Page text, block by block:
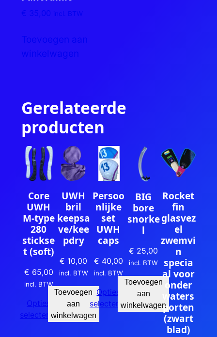
€ 35,00 incl. BTW
Toevoegen aan
winkelwagen
Gerelateerde
producten
Core
UWH
M-type
280
stickse
t (soft)
€ 65,00
incl. BTW
Opties
selecteren
UWH
bril
keepsa
ve/kee
pdry
€ 10,00
incl. BTW
Toevoegen
aan
winkelwagen
Persoo
nlijke
set
UWH
caps
€ 40,00
incl. BTW
Opties
selecteren
BIG
bore
snorke
l
€ 25,00
incl. BTW
Toevoegen
aan
winkelwagen
Rocket
fin
glasvez
el
zwemvi
n
specia
al voor
onder
waters
porten
(zwart
blad)